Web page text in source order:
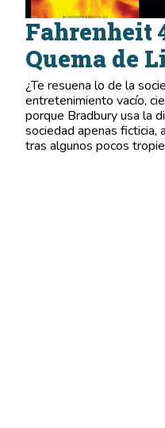
Fahrenheit
Quema de
¿Te resuena lo de la
entretenimiento vacío,
porque Bradbury usa la
sociedad apenas ficticia,
tras algunos pocos